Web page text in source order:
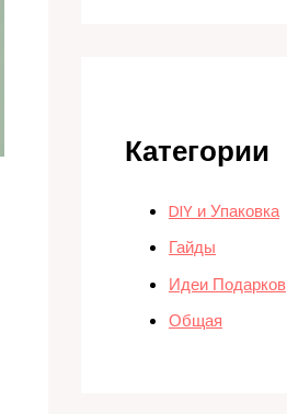
Категории
DIY и Упаковка
Гайды
Идеи Подарков
Общая